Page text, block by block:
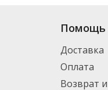
. В ассортименте интернет-
для дальнейшего
клиентов - скидка,
Помощь
Доставка
Оплата
Возврат